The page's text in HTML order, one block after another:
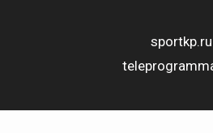
sportkp.ru